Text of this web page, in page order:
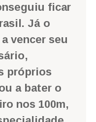
ficar
Já o
vencer seu
próprios
a bater o
nos 100m,